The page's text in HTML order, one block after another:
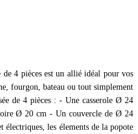
4 pièces est un allié idéal pour vos
fourgon, bateau ou tout simplement
de 4 pièces : - Une casserole Ø 24
Ø 20 cm - Un couvercle de Ø 24
électriques, les élements de la popote